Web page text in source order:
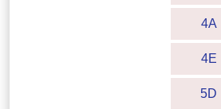
4A
4E
5D